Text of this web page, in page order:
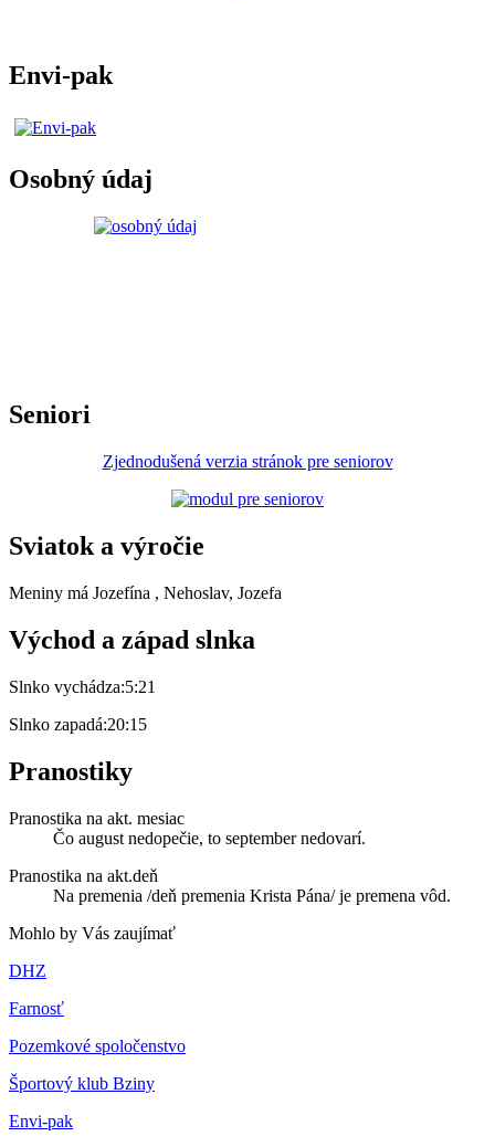
Envi-pak
Osobný údaj
Seniori
Zjednodušená verzia stránok pre seniorov
Sviatok a výročie
Meniny má Jozefína , Nehoslav, Jozefa
Východ a západ slnka
Slnko vychádza:5:21
Slnko zapadá:20:15
Pranostiky
Pranostika na akt. mesiac
Čo august nedopečie, to september nedovarí.
Pranostika na akt.deň
Na premenia /deň premenia Krista Pána/ je premena vôd.
Mohlo by Vás zaujímať
DHZ
Farnosť
Pozemkové spoločenstvo
Športový klub Bziny
Envi-pak